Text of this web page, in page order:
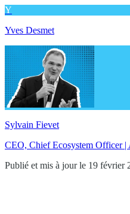
Y
Yves Desmet
Sylvain Fievet
CEO, Chief Ecosystem Officer |
Publié et mis à jour le 19 février